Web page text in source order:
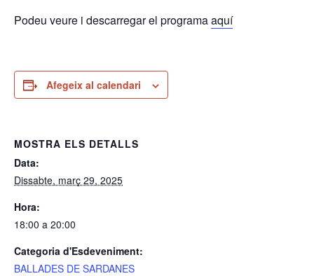
Podeu veure i descarregar el programaaquí
Afegeix al calendari
MOSTRA ELS DETALLS
Data:
Dissabte, març 29, 2025
Hora:
18:00 a 20:00
Categoria d'Esdeveniment:
BALLADES DE SARDANES